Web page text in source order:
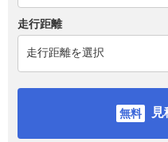
走行距離
見